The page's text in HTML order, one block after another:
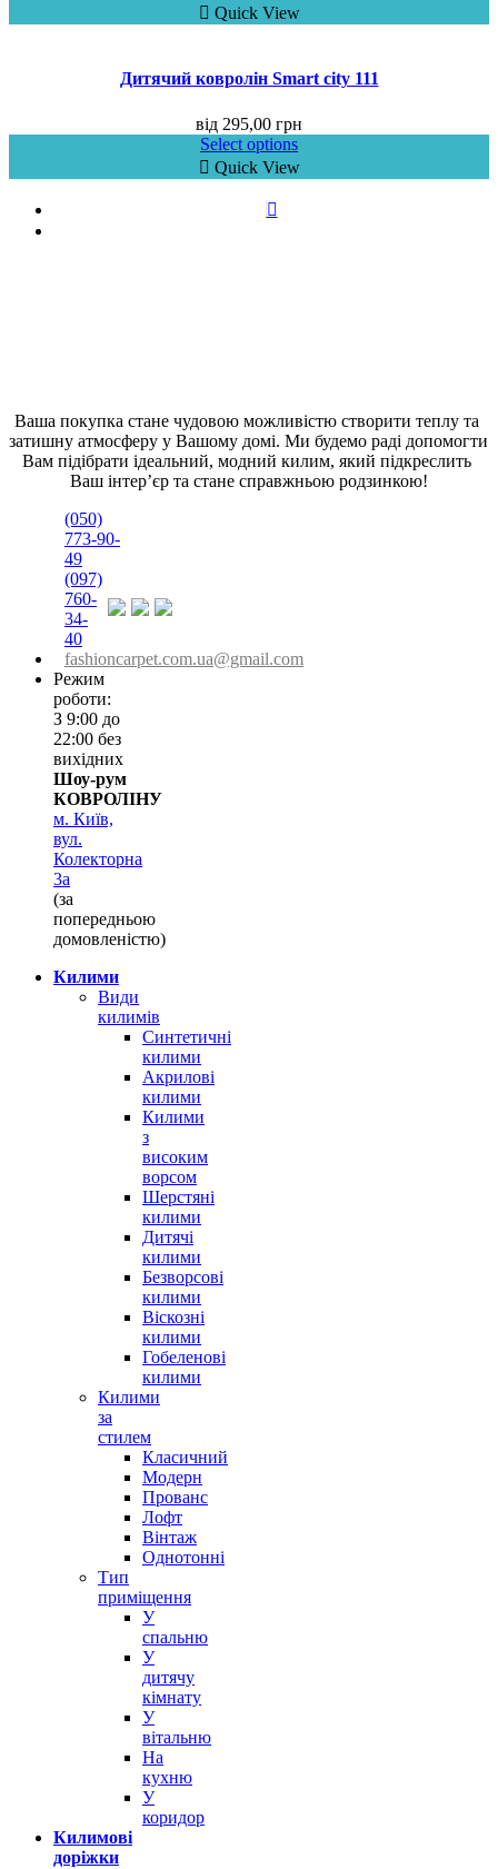
Quick View
Дитячий ковролін Smart city 111
від 295,00 грн
Select options
Quick View
Ваша покупка стане чудовою можливістю створити теплу та
затишну атмосферу у Вашому домі. Ми будемо раді допомогти
Вам підібрати ідеальний, модний килим, який підкреслить
Ваш інтер’єр та стане справжньою родзинкою!
(050)
773-90-
49
(097)
760-
34-
40
fashioncarpet.com.ua@gmail.com
Режим
роботи:
З 9:00 до
22:00 без
вихідних
Шоу-рум
КОВРОЛІНУ
м. Київ,
вул.
Колекторна
3а
(за
попередньою
домовленістю)
Килими
Види
килимів
Синтетичні
килими
Акрилові
килими
Килими
з
високим
ворсом
Шерстяні
килими
Дитячі
килими
Безворсові
килими
Віскозні
килими
Гобеленові
килими
Килими
за
стилем
Класичний
Модерн
Прованс
Лофт
Вінтаж
Однотонні
Тип
приміщення
У
спальню
У
дитячу
кімнату
У
вітальню
На
кухню
У
коридор
Килимові
доріжки